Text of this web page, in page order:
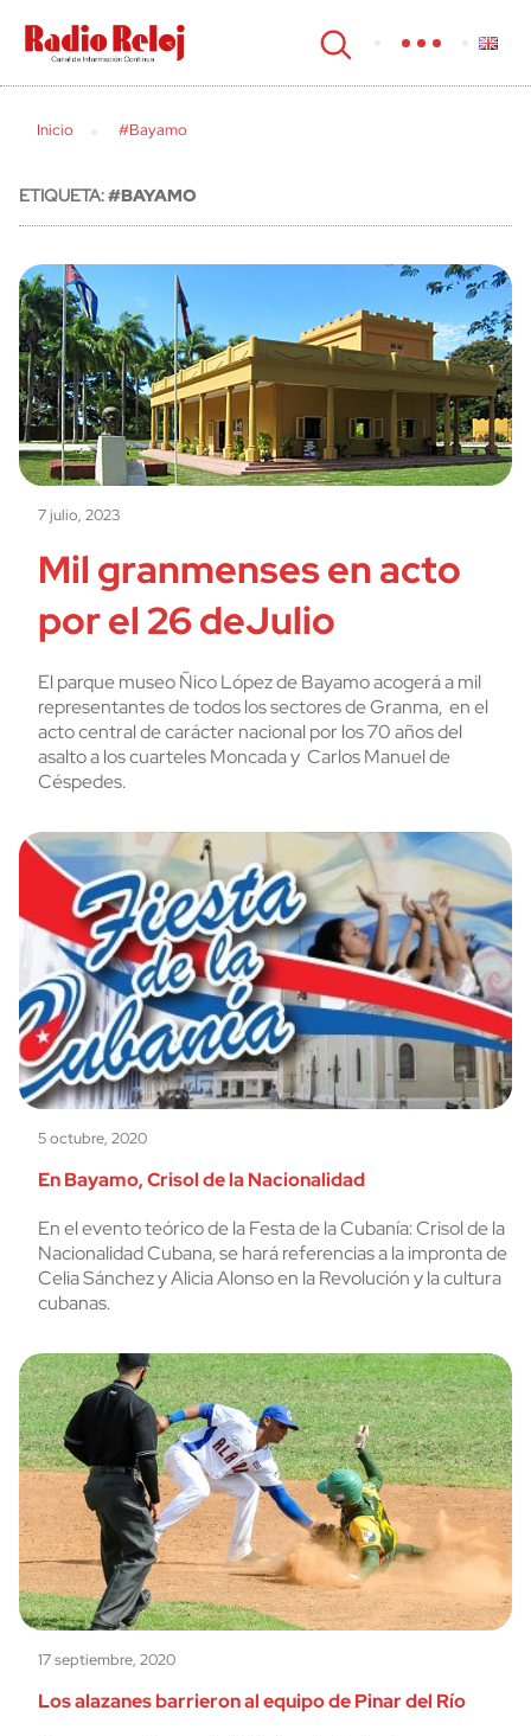
cerrar
Inicio #Bayamo
ETIQUETA:#BAYAMO
7 julio, 2023
Mil granmenses en acto
por el 26 deJulio
El parque museo Ñico López de Bayamo acogerá a mil
representantes de todos los sectores de Granma, en el
acto central de carácter nacional por los 70 años del
asalto a los cuarteles Moncada y Carlos Manuel de
Céspedes.
5 octubre, 2020
En Bayamo, Crisol de la Nacionalidad
En el evento teórico de la Festa de la Cubanía: Crisol de la
Nacionalidad Cubana, se hará referencias a la impronta de
Celia Sánchez y Alicia Alonso en la Revolución y la cultura
cubanas.
17 septiembre, 2020
Los alazanes barrieron al equipo de Pinar del Río